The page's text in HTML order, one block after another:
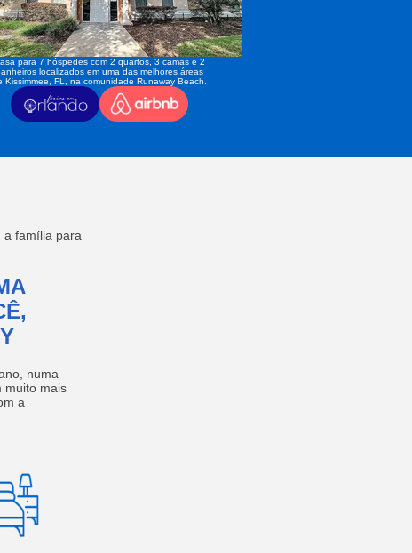
para 7 hóspedes com 2 quartos, 3 camas e 2
localizados em uma das melhores áreas
Kissimmee, FL, na comunidade Runaway Beach.
a família para
numa
muito mais
a